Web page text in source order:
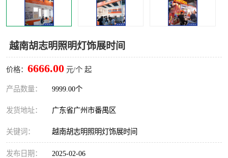
越南胡志明照明灯饰展时间
价格： 6666.00 元/个 起
产品数量： 9999.00个
发货地址： 广东省广州市番禺区
关键词： 越南胡志明照明灯饰展时间
发布日期： 2025-02-06